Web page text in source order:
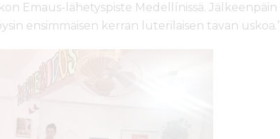
Emaus-lähetyspiste Medellínissä. Jälkeenpäin
ensimmäisen kerran luterilaisen tavan uskoa.”